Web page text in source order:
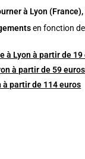
à Lyon (France),
en fonction
à Lyon à partir de 19
à partir de 59 euros
à partir de 114 euros